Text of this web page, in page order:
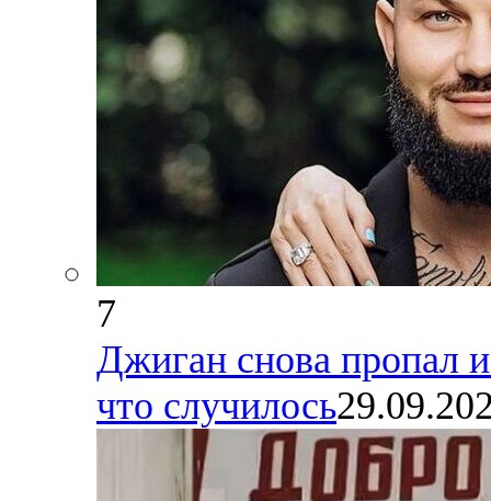
7
Джиган снова пропал
что случилось